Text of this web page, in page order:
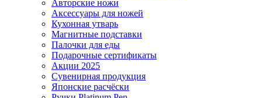
Авторские ножи
Аксессуары для ножей
Кухонная утварь
Магнитные подставки
Палочки для еды
Подарочные сертификаты
Акции 2025
Сувенирная продукция
Японские расчёски